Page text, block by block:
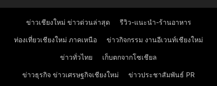
ข่าวเชียงใหม่ ข่าวด่วนล่าสุด รีวิว-แนะนำ-ร้านอาหาร
ท่องเที่ยวเชียงใหม่ ภาคเหนือ ข่าวกิจกรรม งานอีเวนท์เชียงใหม่
ข่าวทั่วไทย เก็บตกจากโซเชียล
ข่าวธุรกิจ ข่าวเศรษฐกิจเชียงใหม่ ข่าวประชาสัมพันธ์ PR